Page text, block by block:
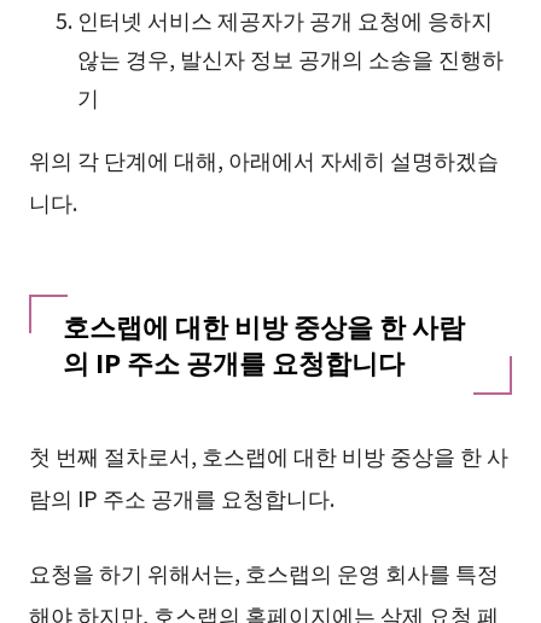
인터넷 서비스 제공자가 공개 요청에 응하지
않는 경우, 발신자 정보 공개의 소송을 진행하
기
위의 각 단계에 대해, 아래에서 자세히 설명하겠습
니다.
호스랩에 대한 비방 중상을 한 사람
의 IP 주소 공개를 요청합니다
첫 번째 절차로서, 호스랩에 대한 비방 중상을 한 사
람의 IP 주소 공개를 요청합니다.
요청을 하기 위해서는, 호스랩의 운영 회사를 특정
해야 하지만, 호스랩의 홈페이지에는 삭제 요청 페